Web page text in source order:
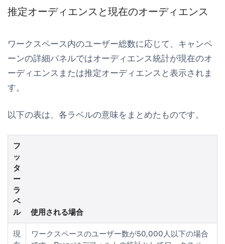
推定オーディエンスと現在のオーディエンス
ワークスペース内のユーザー総数に応じて、 キャンペ
ーンの詳細パネルではオーディエンス統計が現在のオ
ーディエンス または推定オーディエンス と表示されま
す。
以下の表は、各ラベルの意味をまとめたものです。
フ
ッ
タ
ー
ラ
ベ
ル
使用される場合
現
ワークスペースのユーザー数が50,000人以下の場合